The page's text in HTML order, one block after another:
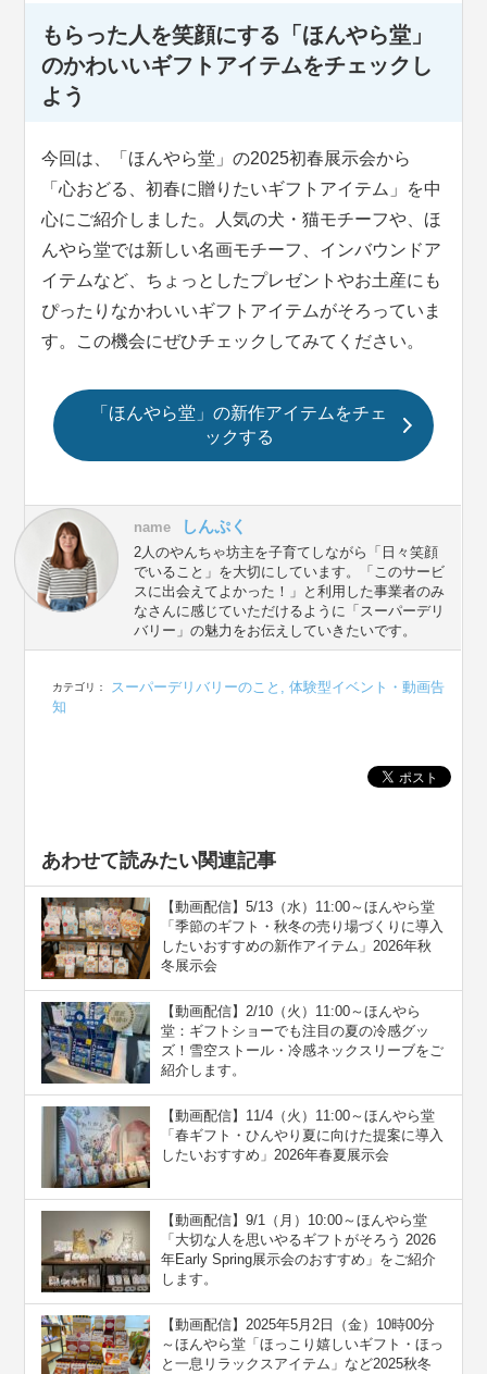
もらった人を笑顔にする「ほんやら堂」
のかわいいギフトアイテムをチェックし
よう
今回は、「ほんやら堂」の2025初春展示会から
「心おどる、初春に贈りたいギフトアイテム」を中
心にご紹介しました。人気の犬・猫モチーフや、ほ
んやら堂では新しい名画モチーフ、インバウンドア
イテムなど、ちょっとしたプレゼントやお土産にも
ぴったりなかわいいギフトアイテムがそろっていま
す。この機会にぜひチェックしてみてください。
「ほんやら堂」の新作アイテムをチェ
ックする
name しんぷく
2人のやんちゃ坊主を子育てしながら「日々笑顔
でいること」を大切にしています。「このサービ
スに出会えてよかった！」と利用した事業者のみ
なさんに感じていただけるように「スーパーデリ
バリー」の魅力をお伝えしていきたいです。
カテゴリ： スーパーデリバリーのこと ,体験型イベント・動画告
知
あわせて読みたい関連記事
【動画配信】5/13（水）11:00～ほんやら堂
「季節のギフト・秋冬の売り場づくりに導入
したいおすすめの新作アイテム」2026年秋
冬展示会
【動画配信】2/10（火）11:00～ほんやら
堂：ギフトショーでも注目の夏の冷感グッ
ズ！雪空ストール・冷感ネックスリーブをご
紹介します。
【動画配信】11/4（火）11:00～ほんやら堂
「春ギフト・ひんやり夏に向けた提案に導入
したいおすすめ」2026年春夏展示会
【動画配信】9/1（月）10:00～ほんやら堂
「大切な人を思いやるギフトがそろう 2026
年Early Spring展示会のおすすめ」をご紹介
します。
【動画配信】2025年5月2日（金）10時00分
～ほんやら堂「ほっこり嬉しいギフト・ほっ
と一息リラックスアイテム」など2025秋冬